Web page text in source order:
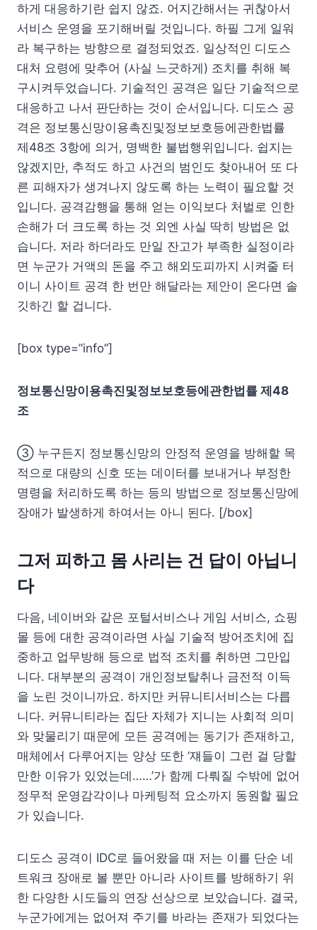
하게 대응하기란 쉽지 않죠. 어지간해서는 귀찮아서
서비스 운영을 포기해버릴 것입니다. 하필 그게 일워
라 복구하는 방향으로 결정되었죠. 일상적인 디도스
대처 요령에 맞추어 (사실 느긋하게) 조치를 취해 복
구시켜두었습니다. 기술적인 공격은 일단 기술적으로
대응하고 나서 판단하는 것이 순서입니다. 디도스 공
격은 정보통신망이용촉진및정보보호등에관한법률
제48조 3항에 의거, 명백한 불법행위입니다. 쉽지는
않겠지만, 추적도 하고 사건의 범인도 찾아내어 또 다
른 피해자가 생겨나지 않도록 하는 노력이 필요할 것
입니다. 공격감행을 통해 얻는 이익보다 처벌로 인한
손해가 더 크도록 하는 것 외엔 사실 딱히 방법은 없
습니다. 저라 하더라도 만일 잔고가 부족한 실정이라
면 누군가 거액의 돈을 주고 해외도피까지 시켜줄 터
이니 사이트 공격 한 번만 해달라는 제안이 온다면 솔
깃하긴 할 겁니다.
[box type=”info”]
정보통신망이용촉진및정보보호등에관한법률 제48
조
③ 누구든지 정보통신망의 안정적 운영을 방해할 목
적으로 대량의 신호 또는 데이터를 보내거나 부정한
명령을 처리하도록 하는 등의 방법으로 정보통신망에
장애가 발생하게 하여서는 아니 된다. [/box]
그저 피하고 몸 사리는 건 답이 아닙니
다
다음, 네이버와 같은 포털서비스나 게임 서비스, 쇼핑
몰 등에 대한 공격이라면 사실 기술적 방어조치에 집
중하고 업무방해 등으로 법적 조치를 취하면 그만입
니다. 대부분의 공격이 개인정보탈취나 금전적 이득
을 노린 것이니까요. 하지만 커뮤니티서비스는 다릅
니다. 커뮤니티라는 집단 자체가 지니는 사회적 의미
와 맞물리기 때문에 모든 공격에는 동기가 존재하고,
매체에서 다루어지는 양상 또한 ‘쟤들이 그런 걸 당할
만한 이유가 있었는데……’가 함께 다뤄질 수밖에 없어
정무적 운영감각이나 마케팅적 요소까지 동원할 필요
가 있습니다.
디도스 공격이 IDC로 들어왔을 때 저는 이를 단순 네
트워크 장애로 볼 뿐만 아니라 사이트를 방해하기 위
한 다양한 시도들의 연장 선상으로 보았습니다. 결국,
누군가에게는 없어져 주기를 바라는 존재가 되었다는